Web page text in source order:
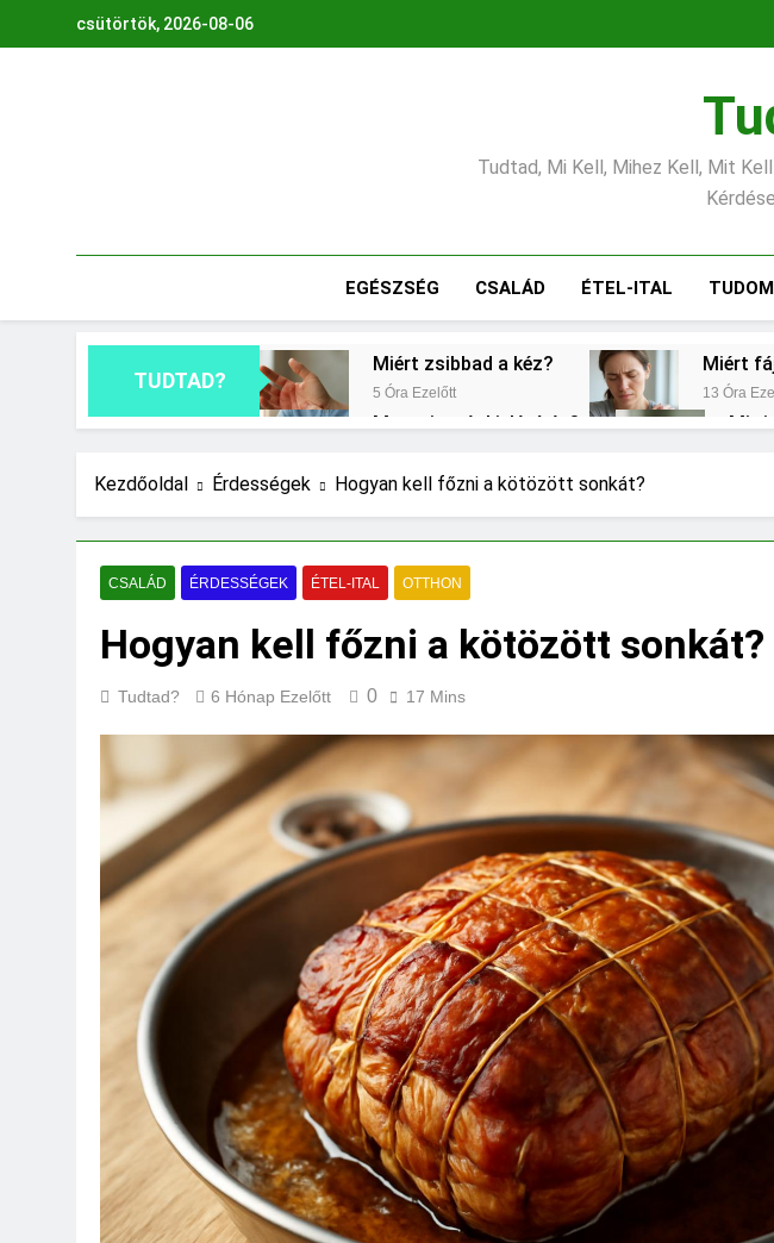
csütörtök, 2026-08-06
Tudtad, Mi Kell, Mihez Kell, Mit
EGÉSZSÉG CSALÁD ÉTEL-ITAL
TUDTAD?
Miért zsibbad a kéz?
5 Óra Ezelőtt
Miért
13 Óra
Mennyi a végkielégítés? Mit
Mit jelent a magas vérnyomás?
Mi kell az eredetiségvizsgálathoz?
3 Nap Ezelőtt
Kezdőoldal Érdességek Hogyan kell főzni a kötözött sonkát?
CSALÁD ÉRDESSÉGEK ÉTEL-ITAL OTTHON
Hogyan kell főzni a kötözött sonkát?
Tudtad? 6 Hónap Ezelőtt 0 17 Mins